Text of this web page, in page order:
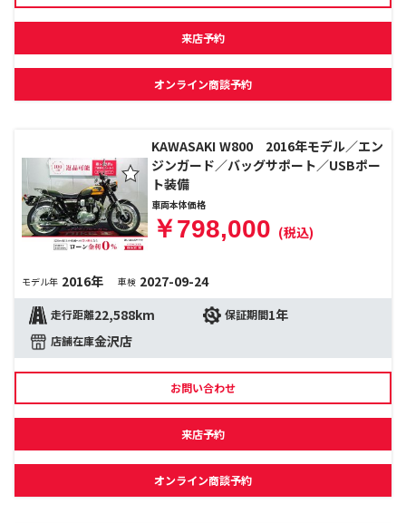
来店予約
オンライン商談予約
KAWASAKI W800 2016年モデル／エン
ジンガード／バッグサポート／USBポー
ト装備
車両本体価格
￥798,000 (税込)
モデル年 2016年 車検 2027-09-24
走行距離22,588km 保証期間1年
店舗在庫金沢店
お問い合わせ
来店予約
オンライン商談予約